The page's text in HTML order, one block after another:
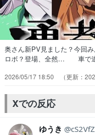
奥さん新PV見ました？今
ロボ？登場、全然… 車で逃
ら借り受けた車がああああ
バトルめちゃくちゃワクワ
れ違う関係性を… カーチ
2026/05/17 18:50
Xでの反応
ゆうき